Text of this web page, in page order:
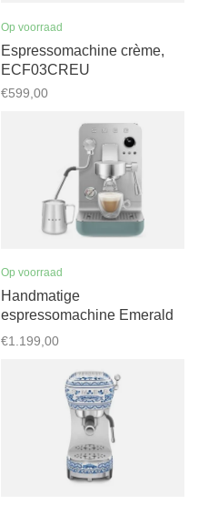
Op voorraad
Espressomachine crème,
ECF03CREU
€599,00
Op voorraad
Handmatige
espressomachine Emerald
Green, EMC02EGMEU
€1.199,00